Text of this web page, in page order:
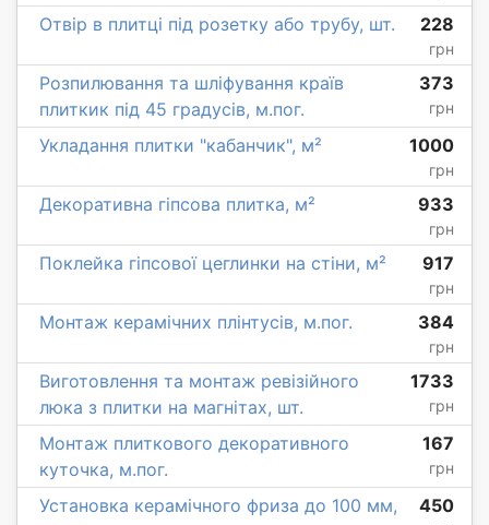
Отвір в плитці під розетку або трубу, шт. 228
грн
Розпилювання та шліфування країв
плиткик під 45 градусів, м.пог.
373
грн
Укладання плитки "кабанчик", м² 1000
грн
Декоративна гіпсова плитка, м² 933
грн
Поклейка гіпсової цеглинки на стіни, м² 917
грн
Монтаж керамічних плінтусів, м.пог. 384
грн
Виготовлення та монтаж ревізійного
люка з плитки на магнітах, шт.
1733
грн
Монтаж плиткового декоративного
куточка, м.пог.
167
грн
Установка керамічного фриза до 100 мм,
450